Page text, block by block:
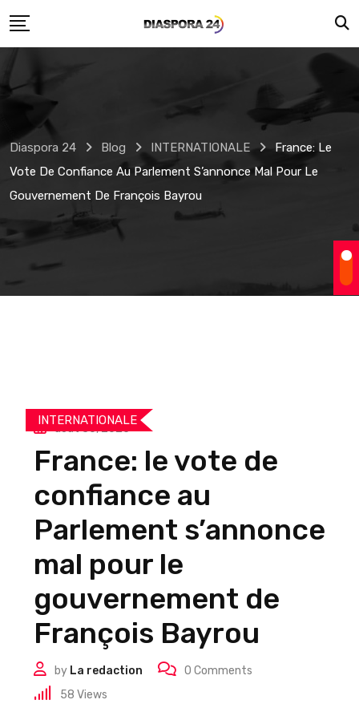
to
Diaspora 24 Blog INTERNATIONALE
France: Le
Vote De Confiance Au Parlement S’annonce Mal Pour Le
Gouvernement De François Bayrou
INTERNATIONALE
août 30, 2025
France: le vote de
confiance au
Parlement s’annonce
mal pour le
gouvernement de
François Bayrou
by La redaction 0 Comments
58 Views